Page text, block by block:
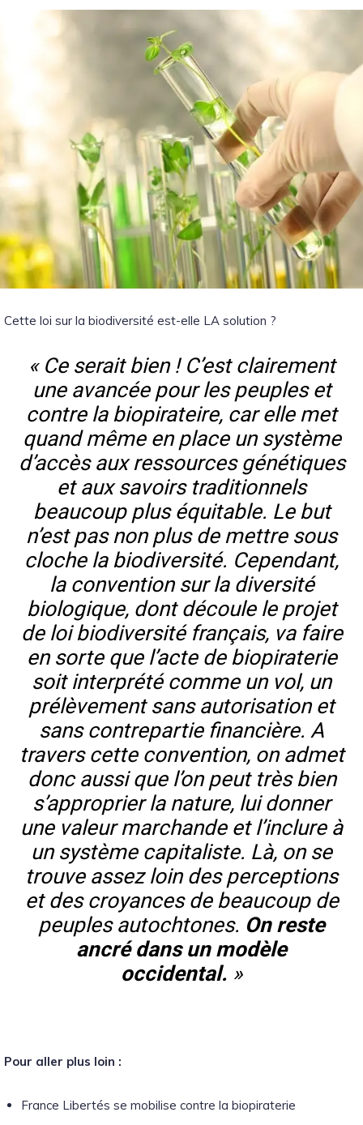
Cette loi sur la biodiversité est-elle LA solution ?
« Ce serait bien ! C’est clairement
une avancée pour les peuples et
contre la biopirateire, car elle met
quand même en place un système
d’accès aux ressources génétiques
et aux savoirs traditionnels
beaucoup plus équitable. Le but
n’est pas non plus de mettre sous
cloche la biodiversité. Cependant,
la convention sur la diversité
biologique, dont découle le projet
de loi biodiversité français, va faire
en sorte que l’acte de biopiraterie
soit interprété comme un vol, un
prélèvement sans autorisation et
sans contrepartie financière. A
travers cette convention, on admet
donc aussi que l’on peut très bien
s’approprier la nature, lui donner
une valeur marchande et l’inclure à
un système capitaliste. Là, on se
trouve assez loin des perceptions
et des croyances de beaucoup de
peuples autochtones. On reste
ancré dans un modèle
occidental. »
Pour aller plus loin :
France Libertés se mobilise contre la biopiraterie